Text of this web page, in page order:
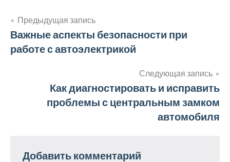
Навигация
по
Предыдущая запись
Важные аспекты безопасности при
работе с автоэлектрикой
Следующая запись
Как диагностировать и исправить
проблемы с центральным замком
автомобиля
Добавить комментарий